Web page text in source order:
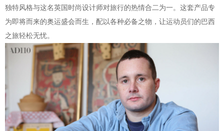
独特风格与这名英国时尚设计师对旅行的热情合二为一。这套产品专
为即将而来的奥运盛会而生，配以各种必备之物，让运动员们的巴西
之旅轻松无忧。